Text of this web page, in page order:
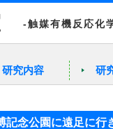
-触媒有機反応化
研究内容 研
記念公園に遠足に行